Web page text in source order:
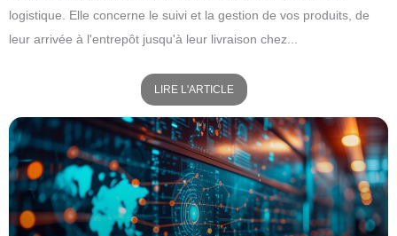
logistique. Elle concerne le suivi et la gestion de vos produits, de
leur arrivée à l'entrepôt jusqu'à leur livraison chez...
LIRE L'ARTICLE